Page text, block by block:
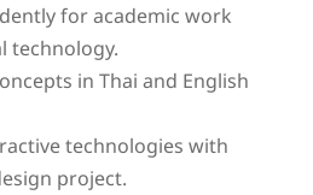
for academic work
technology.
in Thai and English
technologies with
project.